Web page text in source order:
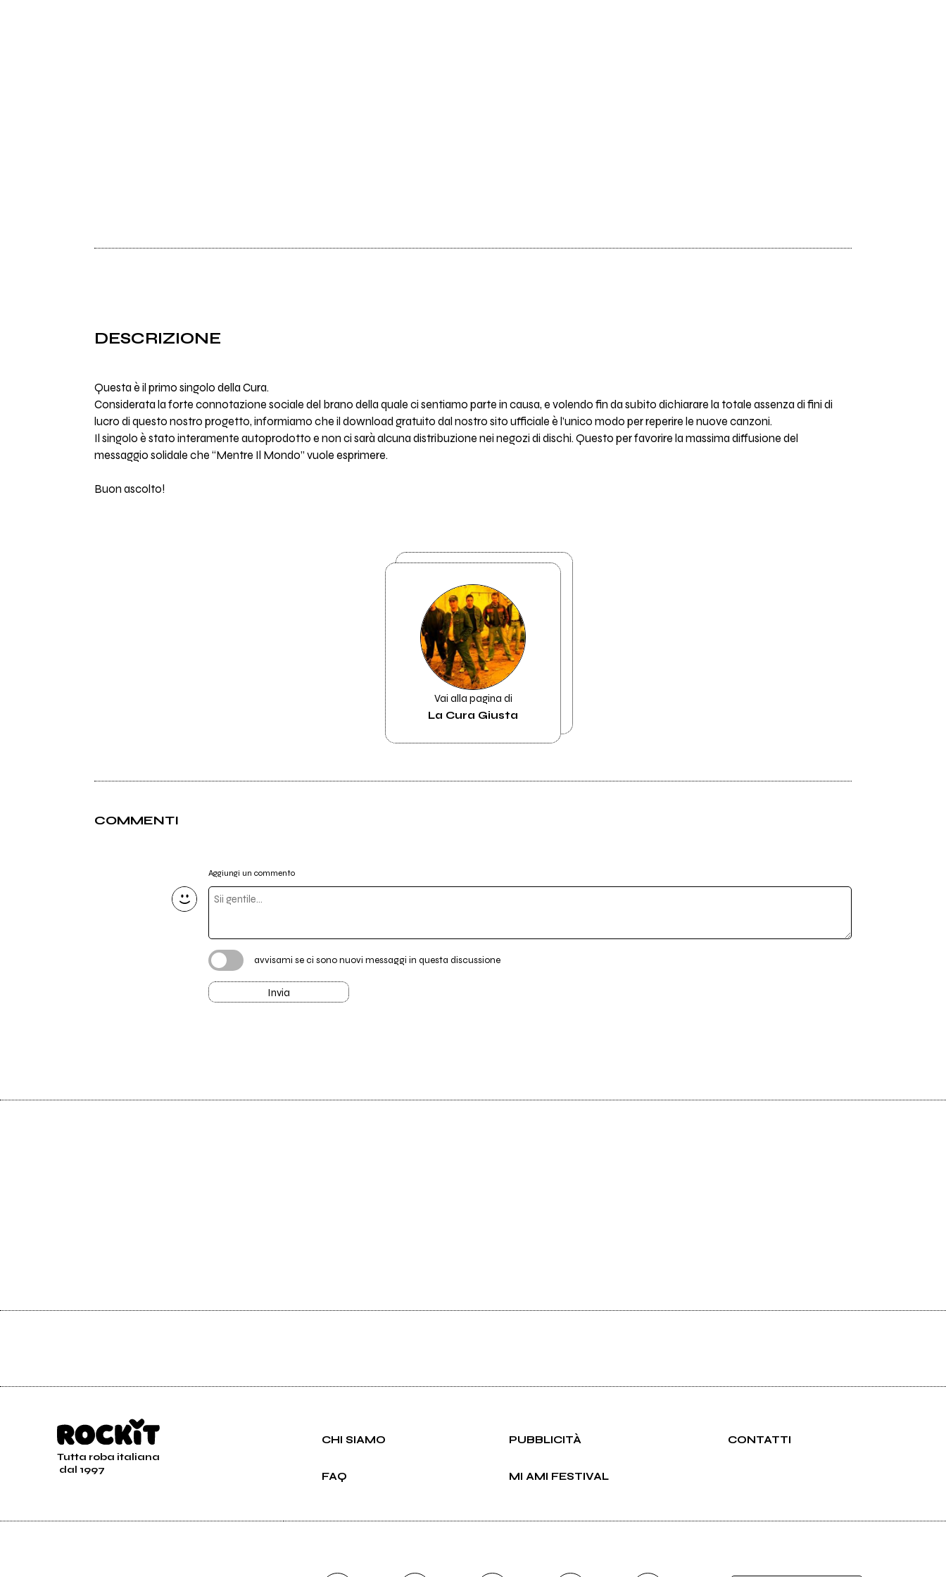
DESCRIZIONE
Questa è il primo singolo della Cura.
Considerata la forte connotazione sociale del brano della quale ci sentiamo parte in causa, e volendo fin da subito dichiarare la totale assenza di fini di
lucro di questo nostro progetto, informiamo che il download gratuito dal nostro sito ufficiale è l’unico modo per reperire le nuove canzoni.
Il singolo è stato interamente autoprodotto e non ci sarà alcuna distribuzione nei negozi di dischi. Questo per favorire la massima diffusione del
messaggio solidale che “Mentre Il Mondo” vuole esprimere.
Buon ascolto!
Vai alla pagina di
La Cura Giusta
COMMENTI
Aggiungi un commento
avvisami se ci sono nuovi messaggi in questa discussione
Invia
Tutta roba italiana
dal 1997
CHI SIAMO PUBBLICITÀ CONTATTI
FAQ MI AMI FESTIVAL